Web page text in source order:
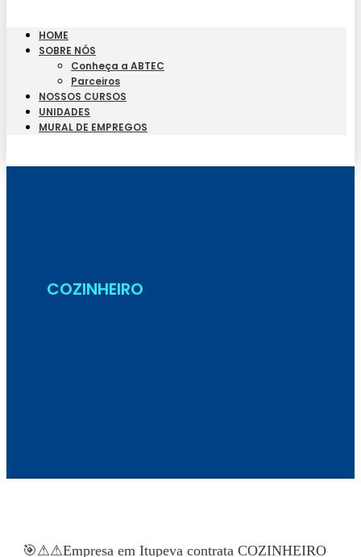
HOME
SOBRE NÓS
Conheça a ABTEC
Parceiros
NOSSOS CURSOS
UNIDADES
MURAL DE EMPREGOS
COZINHEIRO
🎯⚠⚠Empresa em Itupeva contrata COZINHEIRO